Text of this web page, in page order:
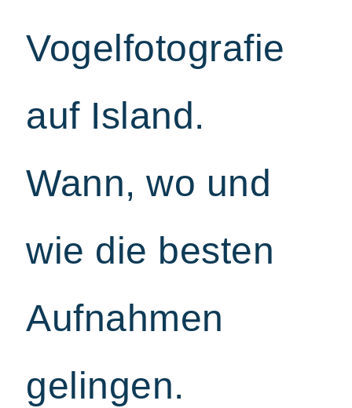
Die
besten
Zeiten.
Fototipps
Vogelfotos.
Vogelfotografie
auf Island.
Wann, wo und
wie die besten
Aufnahmen
gelingen.